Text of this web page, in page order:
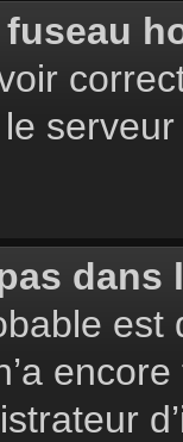
fuseau
dans
est